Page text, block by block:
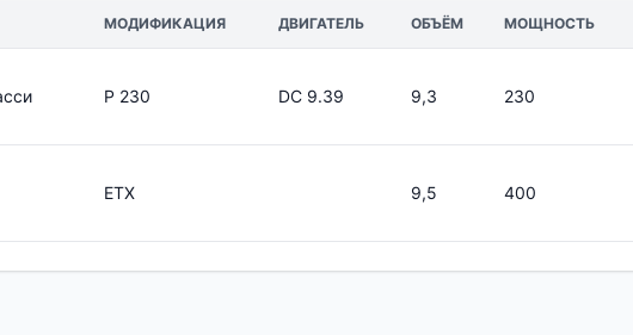
МОДИФИКАЦИЯ ДВИГАТЕЛЬ ОБЪЁМ МОЩНОСТЬ
P 230 DC 9.39 9,3 230
ETX 9,5 400